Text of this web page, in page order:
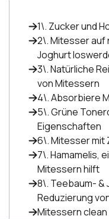
1\. Zucker und
2\. Mitesser auf
Joghurt
3\. Natürliche
von Mitessern
4\. Absorbiere
5\. Grüne
Eigenschaften
6\. Mitesser
7\. Hamamelis,
Mitessern hilft
8\. Teebaum- &
Reduzierung
Mitessern